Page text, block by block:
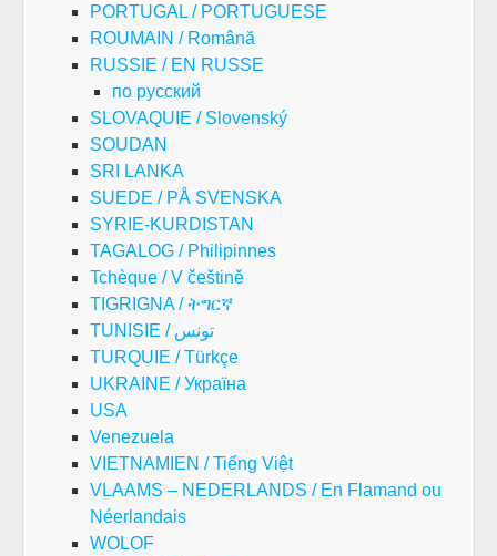
PORTUGAL / PORTUGUESE
ROUMAIN / Română
RUSSIE / EN RUSSE
по русский
SLOVAQUIE / Slovenský
SOUDAN
SRI LANKA
SUEDE / PÅ SVENSKA
SYRIE-KURDISTAN
TAGALOG / Philipinnes
Tchèque / V češtině
TIGRIGNA / ትግርኛ
TUNISIE / تونس
TURQUIE / Türkçe
UKRAINE / Україна
USA
Venezuela
VIETNAMIEN / Tiếng Việt
VLAAMS – NEDERLANDS / En Flamand ou
Néerlandais
WOLOF